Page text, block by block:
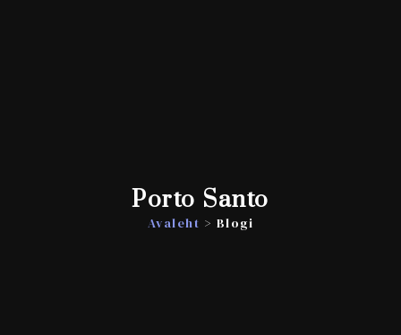
Porto Santo
Avaleht > Blogi